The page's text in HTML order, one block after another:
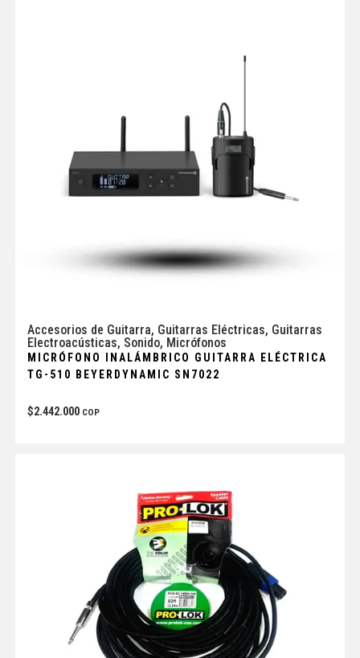
Accesorios de Guitarra, Guitarras Eléctricas, Guitarras
Electroacústicas, Sonido, Micrófonos
MICRÓFONO INALÁMBRICO GUITARRA ELÉCTRICA
TG-510 BEYERDYNAMIC SN7022
$2.442.000 COP